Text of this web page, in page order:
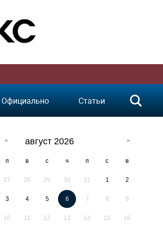
Официально Статьи
август 2026
п в с ч п с в
27 28 29 30 31 1 2
3 4 5 6 7 8 9
10 11 12 13 14 15 16